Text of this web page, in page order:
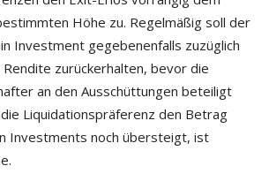
Höhe zu. Regelmäßig soll der
Investment gegebenenfalls zuzüglich
zurückerhalten, bevor die
an den Ausschüttungen beteiligt
Liquidationspräferenz den Betrag
Investments noch übersteigt, ist